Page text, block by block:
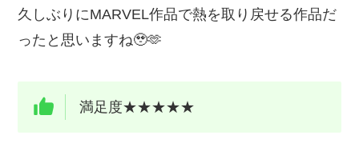
久しぶりにMARVEL作品で熱を取り戻せる作品だ
ったと思いますね🥹🫶
満足度★★★★★